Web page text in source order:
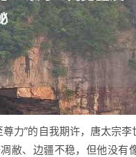
力”的自我期许，唐太宗
敝、边疆不稳，但他没有